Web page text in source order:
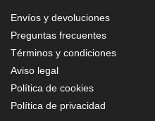
Envíos y devoluciones
Preguntas frecuentes
Términos y condiciones
Aviso legal
Política de cookies
Política de privacidad